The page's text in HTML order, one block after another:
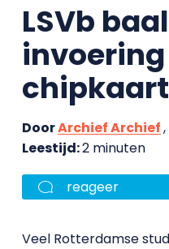
LSVb
chipkaart
DoorArchief Archief
Leestijd:2 minuten
reageer
Veel Rotterdamse